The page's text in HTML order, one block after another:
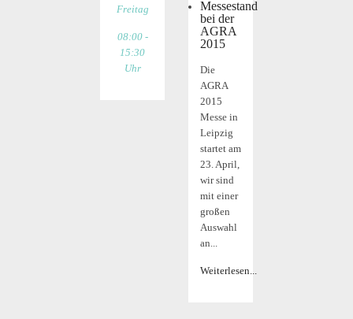
Freitag
08:00 -
15:30
Uhr
Messestand
bei der
AGRA
2015
Die
AGRA
2015
Messe in
Leipzig
startet am
23. April,
wir sind
mit einer
großen
Auswahl
an...
Weiterlesen...